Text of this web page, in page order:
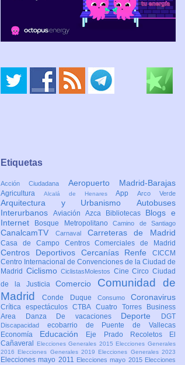
Etiquetas
Acción Ciudadana Aeropuerto Madrid-Barajas
Agricultura Alcalá de HenaresAppArco Verde
Arquitectura y Urbanismo Autobuses
Interurbanos Aviación Azca Bibliotecas Blogs e
Internet
Bosque MetropolitanoCamino de Santiago
CanalcamTV Carnaval Carreteras de Madrid
Casa de Campo Centros Comerciales de Madrid
Centros Deportivos Cercanías Renfe CICCM
Centro Internacional de Convenciones de la Ciudad de
Madrid CiclismoCiclistasMolestos CineCircoCiudad
de la JusticiaComercio Comunidad de
MadridConde Duque Consumo Coronavirus
Crítica espectáculosCTBA Cuatro Torres Business
Area
Danza De vacaciones Deporte DGT
Discapacidad ecobarrio de Puente de Vallecas
Economía Educación Eje Prado Recoletos
El
Cañaveral
Elecciones Generales 2015 Elecciones Generales
2016 Elecciones Generales 2019 Elecciones Generales 2023
Elecciones mayo 2011 Elecciones mayo 2015 Elecciones